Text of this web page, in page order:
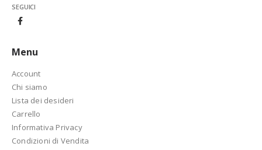
SEGUICI
Menu
Account
Chi siamo
Lista dei desideri
Carrello
Informativa Privacy
Condizioni di Vendita